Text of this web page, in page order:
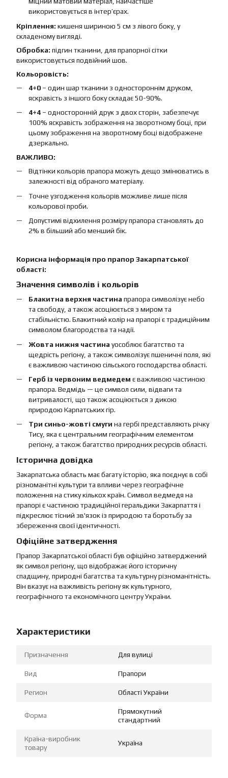
використовується в інтер’єрах.
Кріплення: кишеня шириною 5 см з лівого боку, у
складеному вигляді.
Обробка: підгин тканини, для прапорної сітки
використовується подвійний шов.
Кольоровість:
4+0 – один шар тканини з одностороннім друком,
яскравість з іншого боку складає 50-90%.
4+4 – односторонній друк з двох сторін, забезпечує
100% яскравість зображення на зворотному боці, при
цьому зображення на зворотному боці відображене
дзеркально.
ВАЖЛИВО:
Відтінки кольорів прапора можуть дещо змінюватись в
залежності від обраного матеріалу.
Точне узгодження кольорів можливе лише після
кольорової проби.
Допустимі відхилення розміру прапора становлять до
2% в більший або менший бік.
Корисна інформація про прапор Закарпатської
області:
Значення символів і кольорів
Блакитна верхня частина прапора символізує небо
та свободу, а також асоціюється з миром та
стабільністю. Блакитний колір на прапорі є традиційним
символом благородства та надії.
Жовта нижня частина уособлює багатство та
щедрість регіону, а також символізує пшеничні поля, які
є важливою частиною сільського господарства області.
Герб із червоним ведмедем є важливою частиною
прапора. Ведмідь — це символ сили, відваги та
витривалості, що також асоціюється з дикою
природою Карпатських гір.
Три синьо-жовті смуги на гербі представляють річку
Тису, яка є центральним географічним елементом
регіону, а також багатство природних ресурсів області.
Історична довідка
Закарпатська область має багату історію, яка поєднує в собі
різноманітні культури та впливи через географічне
положення на стику кількох країн. Символ ведмедя на
прапорі є частиною традиційної геральдики Закарпаття і
підкреслює тісний зв'язок із природою та боротьбу за
збереження своєї ідентичності.
Офіційне затвердження
Прапор Закарпатської області був офіційно затверджений
як символ регіону, що відображає його історичну
спадщину, природні багатства та культурну різноманітність.
Він вказує на важливість регіону як культурного,
географічного та економічного центру України.
Характеристики
Призначення Для вулиці
Вид Прапори
Регион Області України
Форма
Прямокутний
стандартний
Країна-виробник
товару
Україна